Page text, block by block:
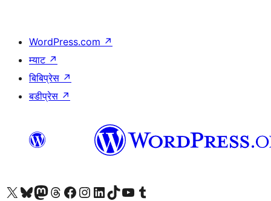
WordPress.com ↗
म्याट ↗
बिबिप्रेस ↗
बडीप्रेस ↗
हाम्रो X (पहिले ट्विटर) खातामा जानुहोस्
हाम्रो Bluesky खाता भ्रमण गर्नुहोस्
हाम्रो म्यास्टोडन खाता भ्रमण गर्नुहोस्
हाम्रो थ्रेड्स खातामा जानुहोस्
हाम्रो फेसबुक पेजमा जानुहोस्
हाम्रो इन्स्टाग्राम खातामा जानुहोस्
हाम्रो लिङ्क्डइन खातामा जानुहोस्
हाम्रो TikTok खाता भ्रमण गर्नुहोस्
हाम्रो युट्युब च्यानलमा जानुहोस्
हाम्रो टम्बलर खाता भ्रमण गर्नुहोस्